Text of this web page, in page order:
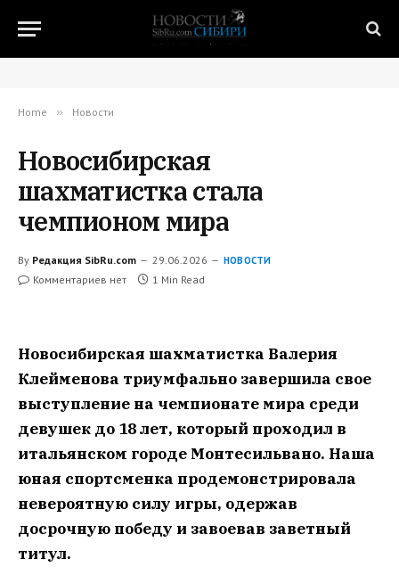
Home » Новости
Новосибирская
шахматистка стала
чемпионом мира
By Редакция SibRu.com 29.06.2026 НОВОСТИ
Комментариев нет 1 Min Read
Новосибирская шахматистка Валерия
Клейменова триумфально завершила свое
выступление на чемпионате мира среди
девушек до 18 лет, который проходил в
итальянском городе Монтесильвано. Наша
юная спортсменка продемонстрировала
невероятную силу игры, одержав
досрочную победу и завоевав заветный
титул.